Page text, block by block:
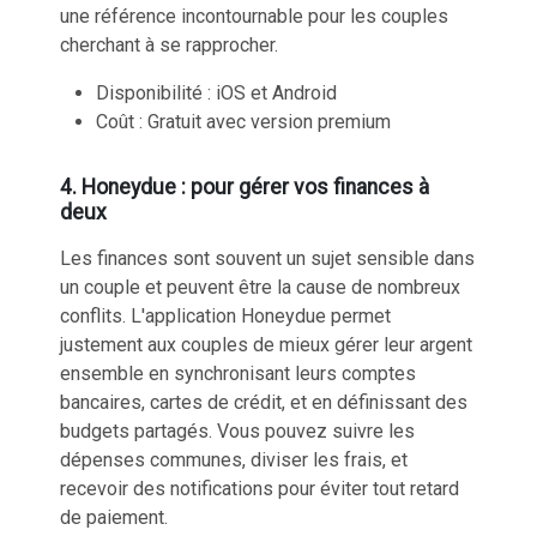
une référence incontournable pour les couples
cherchant à se rapprocher.
Disponibilité : iOS et Android
Coût : Gratuit avec version premium
4. Honeydue : pour gérer vos finances à
deux
Les finances sont souvent un sujet sensible dans
un couple et peuvent être la cause de nombreux
conflits. L'application Honeydue permet
justement aux couples de mieux gérer leur argent
ensemble en synchronisant leurs comptes
bancaires, cartes de crédit, et en définissant des
budgets partagés. Vous pouvez suivre les
dépenses communes, diviser les frais, et
recevoir des notifications pour éviter tout retard
de paiement.